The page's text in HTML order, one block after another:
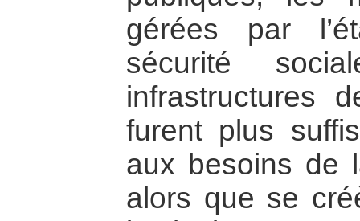
gérées par
sécurité
infrastructures
furent plus
aux besoins de
alors que se